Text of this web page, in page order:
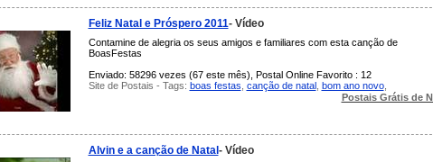
Feliz Natal e Próspero 2011- Vídeo
Contamine de alegria os seus amigos e familiares com esta canção de
BoasFestas
Enviado: 58296 vezes (67 este mês), Postal Online Favorito : 12
Site de Postais - Tags: boas festas canção de natal, bom ano novo,
Postais Grátis de
Alvin e a canção de Natal - Vídeo